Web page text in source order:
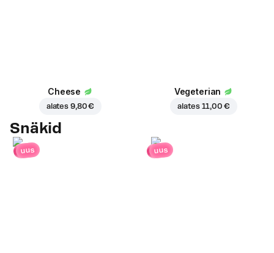
Cheese
alates 9,80 €
Vegeterian
alates 11,00 €
Snäkid
uus uus